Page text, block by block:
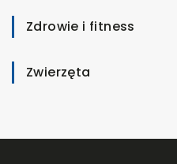
Zdrowie i fitness
Zwierzęta